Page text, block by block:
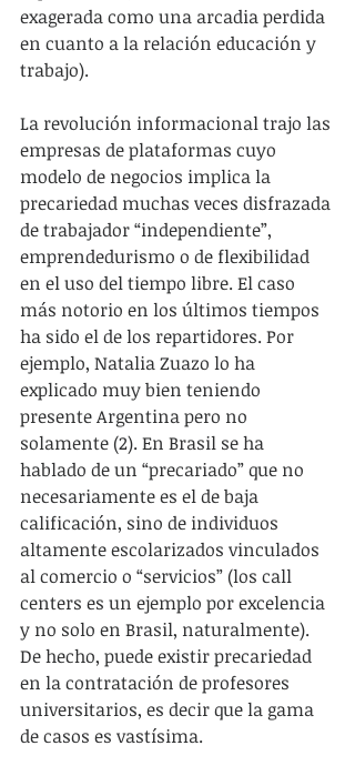
exagerada como una arcadia perdida
en cuanto a la relación educación y
trabajo).
La revolución informacional trajo las
empresas de plataformas cuyo
modelo de negocios implica la
precariedad muchas veces disfrazada
de trabajador “independiente”,
emprendedurismo o de flexibilidad
en el uso del tiempo libre. El caso
más notorio en los últimos tiempos
ha sido el de los repartidores. Por
ejemplo, Natalia Zuazo lo ha
explicado muy bien teniendo
presente Argentina pero no
solamente (2). En Brasil se ha
hablado de un “precariado” que no
necesariamente es el de baja
calificación, sino de individuos
altamente escolarizados vinculados
al comercio o “servicios” (los call
centers es un ejemplo por excelencia
y no solo en Brasil, naturalmente).
De hecho, puede existir precariedad
en la contratación de profesores
universitarios, es decir que la gama
de casos es vastísima.